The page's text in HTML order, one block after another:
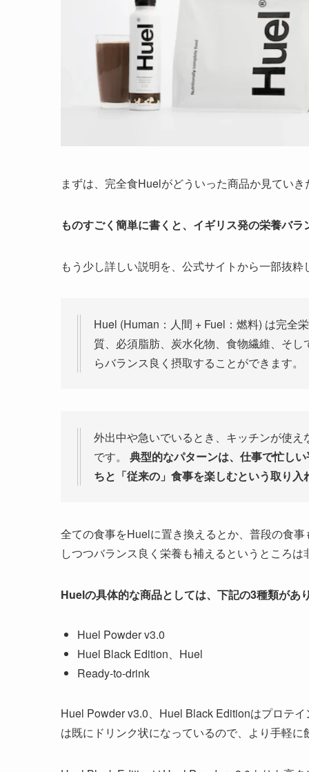
まずは、完全食Huelがどういった商品か見てい
ものすごく簡単に書くと、イギリス発の栄養バ
もう少し詳しい説明を、公式サイトから一部抜
Huel (Human：人間 + Fuel：燃料) は完全
質、必須脂肪、炭水化物、食物繊維、そ
らバランス良く摂取することができます。
外出中や急いでいるとき、キッチンが使
です。 典型的なパターンは、仕事で忙し
ちと「従来の」食事を楽しむという取り入
全ての食事をHuelに置き換えるとか、普段の食
しつつバランス良く栄養も補えるというところ
Huelの具体的な商品としては、下記の3種類があ
Huel Powder v3.0
Huel Black Edition、Huel
Ready-to-drink
Huel Powder v3.0、Huel Black Editionはプロテ
は既にドリンク状になっているので、より手軽に